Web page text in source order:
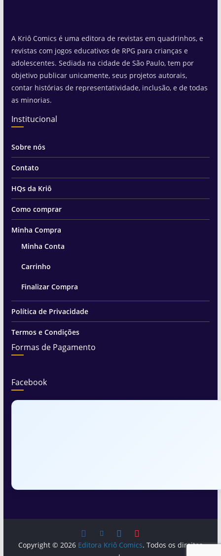
A Kriô Comics é uma editora de revistas em quadrinhos, e
revistas com jogos educativos de RPG para crianças e
adolescentes. Sediada na cidade de São Paulo, tem por
objetivo publicar unicamente, seus projetos autorais,
contar histórias de representatividade, inclusão, e de todas
as minorias.
Institucional
Sobre nós
Contato
HQs da Kriô
Como comprar
Minha Compra
Minha Conta
Carrinho
Finalizar Compra
Política de Privacidade
Termos e Condições
Formas de Pagamento
Facebook
Copyright © 2026 Editora Kriô Comics. Todos os direitos